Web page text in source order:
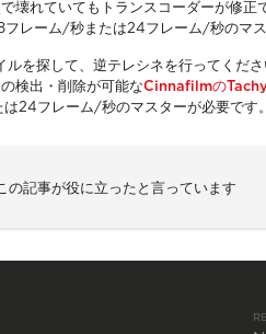
壊れていてもトランスコーダーが修正
レーム/秒または24フレーム/秒のマス
を探して、逆テレシネを行ってくだ
検出・削除が可能なCinnafilmの
24フレーム/秒のマスターが必要です。
の記事が役に立ったと言っています